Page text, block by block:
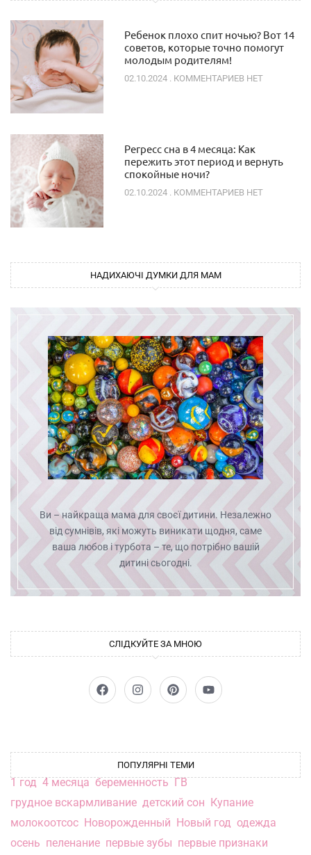
Ребенок плохо спит ночью? Вот 14
советов, которые точно помогут
молодым родителям!
02.10.2024 КОММЕНТАРИЕВ НЕТ
Регресс сна в 4 месяца: Как
пережить этот период и вернуть
спокойные ночи?
02.10.2024 КОММЕНТАРИЕВ НЕТ
НАДИХАЮЧІ ДУМКИ ДЛЯ МАМ
Ви – найкраща мама для своєї дитини. Незалежно
від сумнівів, які можуть виникати щодня, саме
ваша любов і турбота – те, що потрібно вашій
дитині сьогодні.
СЛІДКУЙТЕ ЗА МНОЮ
ПОПУЛЯРНІ ТЕМИ
1 год 4 месяца беременность ГВ
грудное вскармливание детский сон Купание
молокоотсос Новорожденный Новый год одежда
осень пеленание первые зубы первые признаки